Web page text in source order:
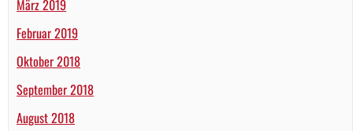
März 2019
Februar 2019
Oktober 2018
September 2018
August 2018